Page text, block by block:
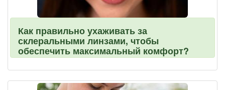
Как правильно ухаживать за
склеральными линзами, чтобы
обеспечить максимальный комфорт?